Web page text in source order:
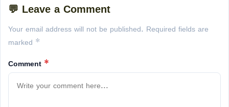
💬 Leave a Comment
Your email address will not be published. Required fields are
marked *
Comment *